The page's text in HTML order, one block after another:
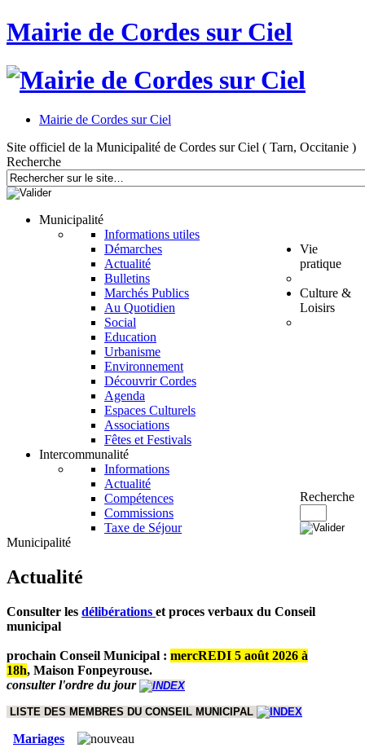
Mairie de Cordes sur Ciel
Mairie de Cordes sur Ciel
Site officiel de la Municipalité de Cordes sur Ciel ( Tarn, Occitanie )
Recherche
Municipalité
Informations utiles
Démarches
Actualité
Bulletins
Marchés Publics
Vie
pratique
Au Quotidien
Social
Education
Urbanisme
Environnement
Culture &
Loisirs
Découvrir Cordes
Agenda
Espaces Culturels
Associations
Fêtes et Festivals
Intercommunalité
Informations
Actualité
Compétences
Commissions
Taxe de Séjour
Recherche
Municipalité
Actualité
Consulter les délibérations et proces verbaux du Conseil
municipal
prochain Conseil Municipal : mercREDI 5 août 2026 à
18h, Maison Fonpeyrouse.
consulter l'ordre du jour
LISTE DES MEMBRES DU CONSEIL MUNICIPAL
Mariages